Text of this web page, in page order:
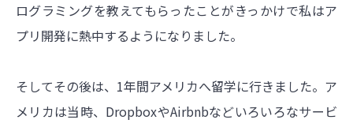
ログラミングを教えてもらったことがきっかけで私はア
プリ開発に熱中するようになりました。
そしてその後は、1年間アメリカへ留学に行きました。ア
メリカは当時、DropboxやAirbnbなどいろいろなサービ